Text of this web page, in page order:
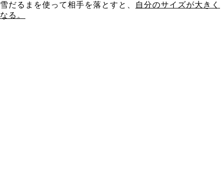
雪だるまを使って相手を落とすと、
自分のサイズが大きく
なる。